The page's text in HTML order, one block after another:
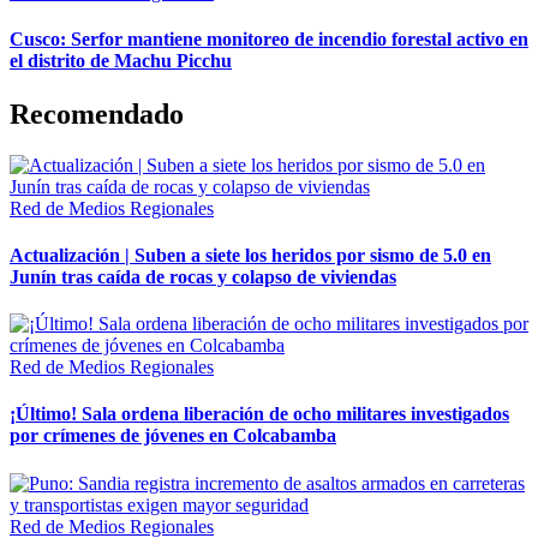
Cusco: Serfor mantiene monitoreo de incendio forestal activo en
el distrito de Machu Picchu
Recomendado
Red de Medios Regionales
Actualización | Suben a siete los heridos por sismo de 5.0 en
Junín tras caída de rocas y colapso de viviendas
Red de Medios Regionales
¡Último! Sala ordena liberación de ocho militares investigados
por crímenes de jóvenes en Colcabamba
Red de Medios Regionales